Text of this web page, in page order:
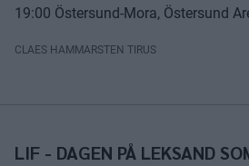
19:00 Östersund-Mora, Östersund
CLAES HAMMARSTEN TIRUS
LIF - DAGEN PÅ LEKSAND